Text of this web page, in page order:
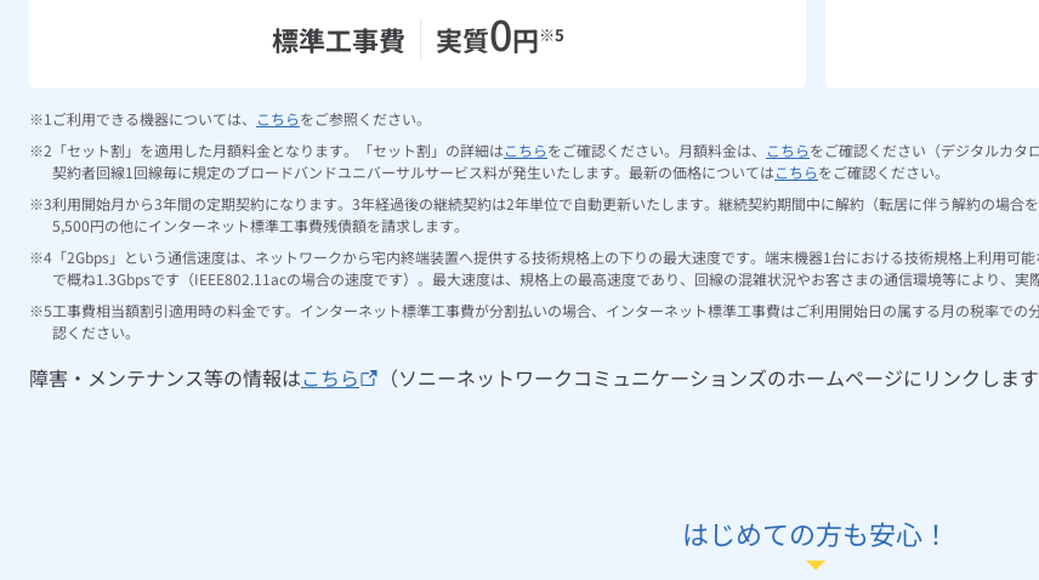
標準工事費 実質0円※5
ご利用できる機器については、 こちらをご参照ください。
「セット割」を適用した月額料金となります。「セット割」の詳細はこちらをご確認ください。月額料金は、 こちらをご確認ください（デジタルカタ
契約者回線1回線毎に規定のブロードバンドユニバーサルサービス料が発生いたします。最新の価格についてはこちらをご確認ください。
利用開始月から3年間の定期契約になります。3年経過後の継続契約は2年単位で自動更新いたします。継続契約期間中に解約（転居に伴う解約の場
5,500円の他にインターネット標準工事費残債額を請求します。
「2Gbps」という通信速度は、ネットワークから宅内終端装置へ提供する技術規格上の下りの最大速度です。端末機器1台における技術規格上利用
で概ね1.3Gbpsです（IEEE802.11acの場合の速度です）。最大速度は、規格上の最高速度であり、回線の混雑状況やお客さまの通信環境等により、実
工事費相当額割引適用時の料金です。インターネット標準工事費が分割払いの場合、インターネット標準工事費はご利用開始日の属する月の税率で
認ください。
障害・メンテナンス等の情報はこちら （ソニーネットワークコミュニケーションズのホームページにリンクします
はじめての方も安心！